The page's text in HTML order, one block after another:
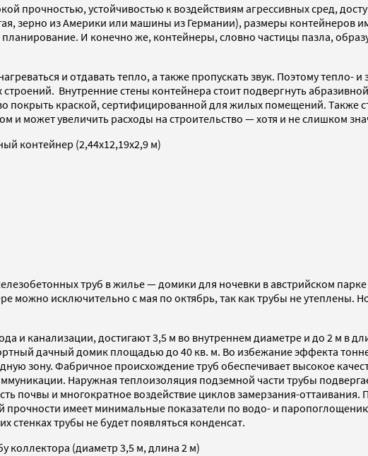
прочностью, устойчивостью к воздействиям агрессивных сред,
зерно из Америки или машины из Германии), размеры
планирование. И конечно же, контейнеры, словно частицы пазла,
и отдавать тепло, а также пропускать звук. Поэтому тепло-
Внутренние стены контейнера стоит подвергнуть
покрыть краской, сертифицированной для жилых помещений. Также
может увеличить расходы на строительство — хотя и не слишком
контейнер (2,44х12,19х2,9 м)
труб в жилье — домики для ночевки в австрийском парке
можно исключительно с мая по октябрь, так как трубы не утеплены.
и канализации, достигают 3,5 м во внутреннем диаметре и до 2 м в
дачный домик площадью до 40 кв. м. Во избежание эффекта
зону. Фабричное происхождение труб обеспечивает высокое
Наружная теплоизоляция подземной части трубы
почвы и многократное воздействие циклов замерзания-оттаивания.
прочности имеет минимальные показатели по водо- и
трубы не будет появляться конденсат.
коллектора (диаметр 3,5 м, длина 2 м)